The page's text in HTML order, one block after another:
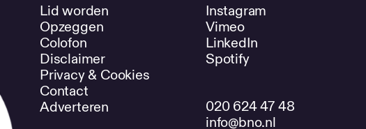
Lid worden
Opzeggen
Colofon
Disclaimer
Privacy & Cookies
Contact
Adverteren
Instagram
Vimeo
LinkedIn
Spotify
020 624 47 48
info@bno.nl